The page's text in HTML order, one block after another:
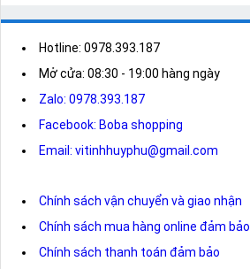
Hotline: 0978.393.187
Mở cửa: 08:30 - 19:00 hàng ngày
Zalo: 0978.393.187
Facebook: Boba shopping
Email: vitinhhuyphu@gmail.com
Chính sách vận chuyển và giao nhận
Chính sách mua hàng online đảm bảo
Chính sách thanh toán đảm bảo